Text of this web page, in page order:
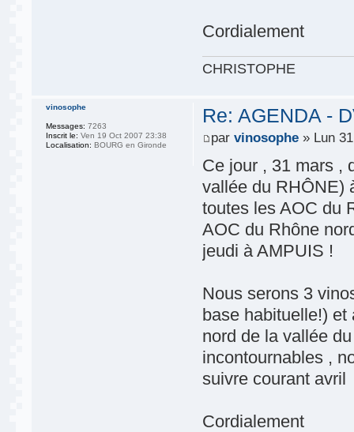
Cordialement
CHRISTOPHE
Re: AGENDA -
parvinosophe » Lun
Ce jour , 31 mars ,
vallée du RHÔNE)
toutes les AOC du
AOC du Rhône
jeudi à AMPUIS !
Nous serons 3
base habituelle!)
nord de la vallée
incontournables ,
suivre courant avril
Cordialement
vinosophe
Messages: 7263
Inscrit le: Ven 19 Oct 2007 23:38
Localisation: BOURG en Gironde